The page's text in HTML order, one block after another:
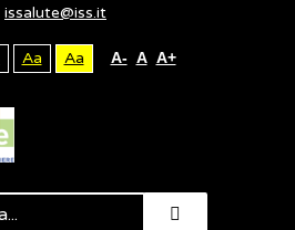
issalute@iss.it
Aa Aa A- A A+